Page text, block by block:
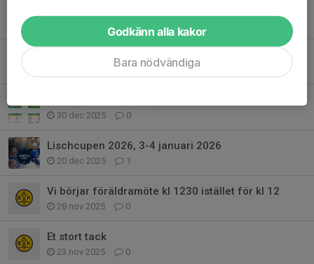
0
30 dec 2025 0
Lischcupen 2026, 3-4 januari 2026
20 dec 2025 1
Vi börjar föräldramöte kl 1230 istället för kl 12
28 nov 2025 0
Et stort tack
23 nov 2025 0
Godkänn alla kakor
Bara nödvändiga